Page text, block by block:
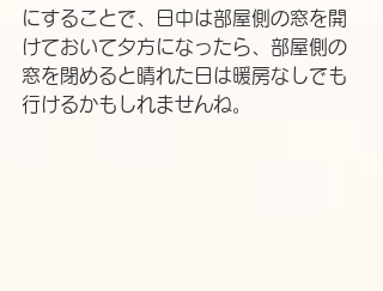
にすることで、日中は部屋側の窓を開
けておいて夕方になったら、部屋側の
窓を閉めると晴れた日は暖房なしでも
行けるかもしれませんね。